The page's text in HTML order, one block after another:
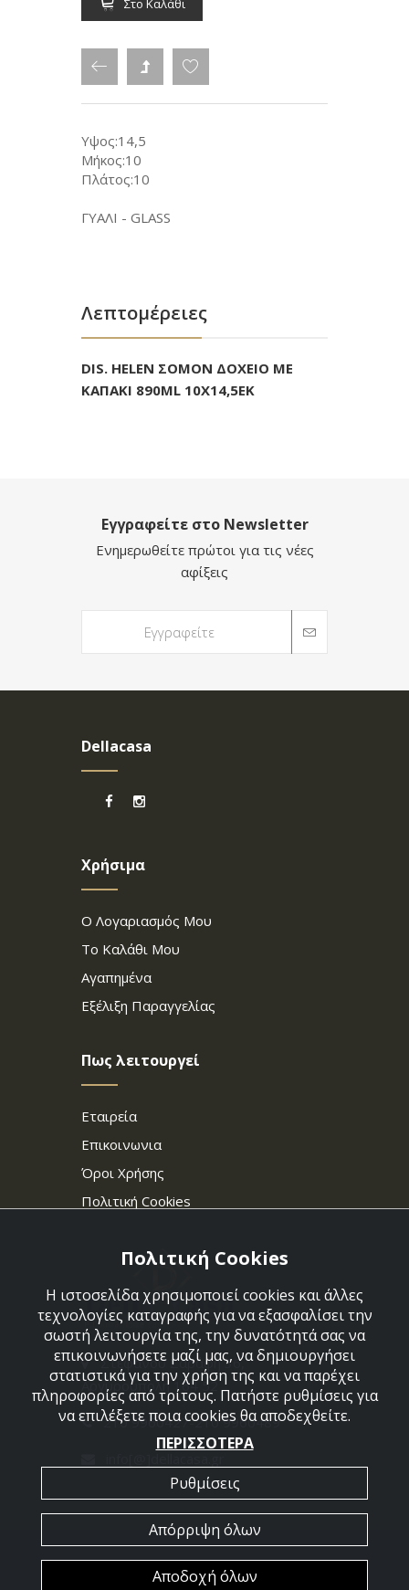
Στο Καλάθι
Υψος:14,5
Μήκος:10
Πλάτος:10
ΓΥΑΛΙ - GLASS
Λεπτομέρειες
DIS. HELEN ΣΟΜΟΝ ΔΟΧΕΙΟ ΜΕ
ΚΑΠΑΚΙ 890ML 10X14,5EK
Εγγραφείτε στο Newsletter
Ενημερωθείτε πρώτοι για τις νέες
αφίξεις
Dellacasa
Χρήσιμα
Ο Λογαριασμός Μου
Το Καλάθι Μου
Αγαπημένα
Εξέλιξη Παραγγελίας
Πως λειτουργεί
Εταιρεία
Επικοινωνια
Όροι Χρήσης
Πολιτική Cookies
Στεφάνου Σαράφη 36,
Αργυρούπολη 164 52
210 9960427-210 9960489
2026 @ All Rights Reserved - Dellacasa
Πολιτική Cookies
Η ιστοσελίδα χρησιμοποιεί cookies και άλλες
τεχνολογίες καταγραφής για να εξασφαλίσει την
σωστή λειτουργία της, την δυνατότητά σας να
επικοινωνήσετε μαζί μας, να δημιουργήσει
στατιστικά για την χρήση της και να παρέχει
πληροφορίες από τρίτους. Πατήστε ρυθμίσεις για
να επιλέξετε ποια cookies θα αποδεχθείτε.
ΠΕΡΙΣΣΟΤΕΡΑ
Ρυθμίσεις
Απόρριψη όλων
Αποδοχή όλων